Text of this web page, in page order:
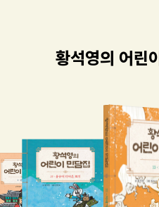
황석영의 어린